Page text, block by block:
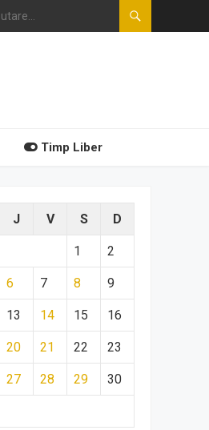
Timp Liber
J V S D
1 2
6 7 8 9
13 14 15 16
20 21 22 23
27 28 29 30